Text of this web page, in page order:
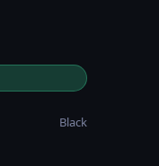
Black